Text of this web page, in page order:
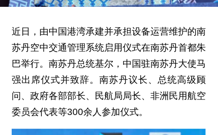
近日，由中国港湾承建并承担设备运营维护的南
苏丹空中交通管理系统启用仪式在南苏丹首都朱
巴举行。南苏丹总统基尔，中国驻南苏丹大使马
强出席仪式并致辞。南苏丹议长、总统高级顾
问、政府各部部长、民航局局长、非洲民用航空
委员会代表等300余人参加仪式。